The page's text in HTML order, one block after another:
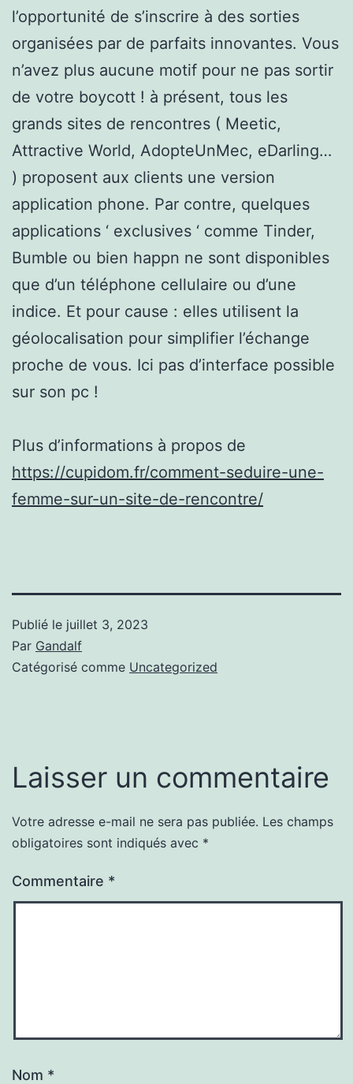
l’opportunité de s’inscrire à des sorties
organisées par de parfaits innovantes. Vous
n’avez plus aucune motif pour ne pas sortir
de votre boycott ! à présent, tous les
grands sites de rencontres ( Meetic,
Attractive World, AdopteUnMec, eDarling…
) proposent aux clients une version
application phone. Par contre, quelques
applications ‘ exclusives ‘ comme Tinder,
Bumble ou bien happn ne sont disponibles
que d’un téléphone cellulaire ou d’une
indice. Et pour cause : elles utilisent la
géolocalisation pour simplifier l’échange
proche de vous. Ici pas d’interface possible
sur son pc !
Plus d’informations à propos de
https://cupidom.fr/comment-seduire-une-
femme-sur-un-site-de-rencontre/
Publié le juillet 3, 2023
Par Gandalf
Catégorisé comme Uncategorized
Laisser un commentaire
Votre adresse e-mail ne sera pas publiée. Les champs
obligatoires sont indiqués avec *
Commentaire *
Nom *